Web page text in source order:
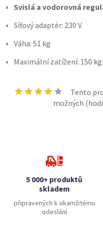
Svislá a vodorovná
Síťový adaptér: 230 V
Váha: 51 kg
Maximální zatížení: 150 kg
Tento
možných
5 000+ produktů
skladem
připravených k okamžitému
odeslání